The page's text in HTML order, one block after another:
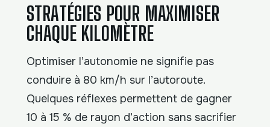
STRATÉGIES POUR MAXIMISER
CHAQUE KILOMÈTRE
Optimiser l’autonomie ne signifie pas
conduire à 80 km/h sur l’autoroute.
Quelques réflexes permettent de gagner
10 à 15 % de rayon d’action sans sacrifier